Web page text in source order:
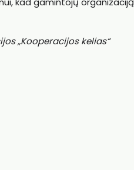
„Kooperacijos kelias“